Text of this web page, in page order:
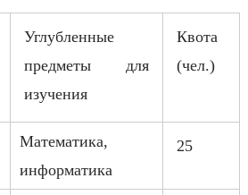
Углубленные
предметы для
изучения
Квота
(чел.)
Математика,
информатика
25